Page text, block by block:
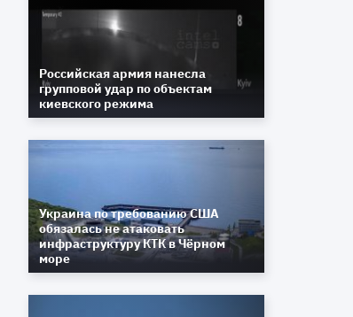
Российская армия нанесла
групповой удар по объектам
киевского режима
Украина по требованию США
обязалась не атаковать
инфраструктуру КТК в Чёрном
море